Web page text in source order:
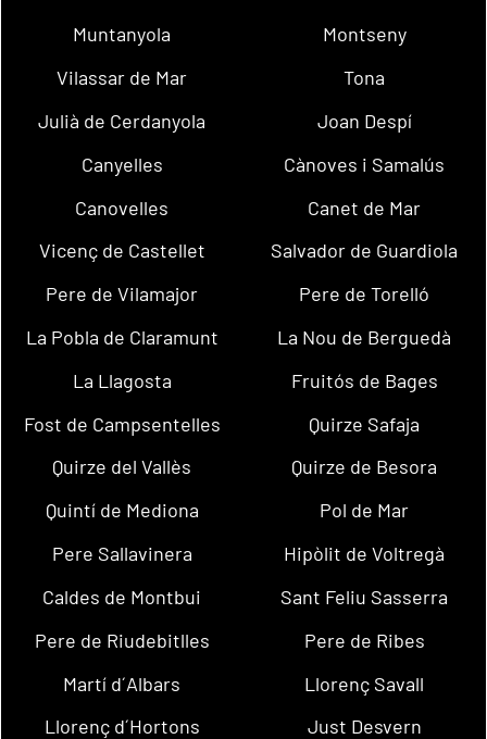
Muntanyola
Montseny
Vilassar de Mar
Tona
Julià de Cerdanyola
Joan Despí
Canyelles
Cànoves i Samalús
Canovelles
Canet de Mar
Vicenç de Castellet
Salvador de Guardiola
Pere de Vilamajor
Pere de Torelló
La Pobla de Claramunt
La Nou de Berguedà
La Llagosta
Fruitós de Bages
Fost de Campsentelles
Quirze Safaja
Quirze del Vallès
Quirze de Besora
Quintí de Mediona
Pol de Mar
Pere Sallavinera
Hipòlit de Voltregà
Caldes de Montbui
Sant Feliu Sasserra
Pere de Riudebitlles
Pere de Ribes
Martí d´Albars
Llorenç Savall
Llorenç d´Hortons
Just Desvern